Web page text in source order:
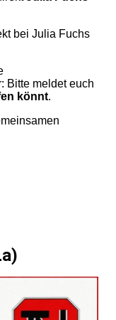
bei Julia Fuchs
Bitte meldet euch
könnt.